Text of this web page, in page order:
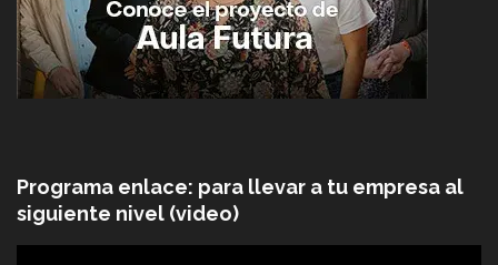
Programa enlace: para llevar a tu empresa al
siguiente nivel (video)